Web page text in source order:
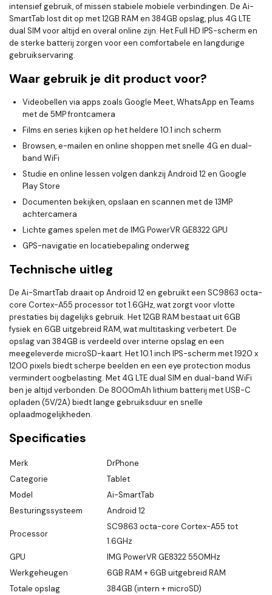
intensief gebruik, of missen stabiele mobiele verbindingen. De Ai-
SmartTab lost dit op met 12GB RAM en 384GB opslag, plus 4G LTE
dual SIM voor altijd en overal online zijn. Het Full HD IPS-scherm en
de sterke batterij zorgen voor een comfortabele en langdurige
gebruikservaring.
Waar gebruik je dit product voor?
Videobellen via apps zoals Google Meet, WhatsApp en Teams
met de 5MP frontcamera
Films en series kijken op het heldere 10.1 inch scherm
Browsen, e-mailen en online shoppen met snelle 4G en dual-
band WiFi
Studie en online lessen volgen dankzij Android 12 en Google
Play Store
Documenten bekijken, opslaan en scannen met de 13MP
achtercamera
Lichte games spelen met de IMG PowerVR GE8322 GPU
GPS-navigatie en locatiebepaling onderweg
Technische uitleg
De Ai-SmartTab draait op Android 12 en gebruikt een SC9863 octa-
core Cortex-A55 processor tot 1.6GHz, wat zorgt voor vlotte
prestaties bij dagelijks gebruik. Het 12GB RAM bestaat uit 6GB
fysiek en 6GB uitgebreid RAM, wat multitasking verbetert. De
opslag van 384GB is verdeeld over interne opslag en een
meegeleverde microSD-kaart. Het 10.1 inch IPS-scherm met 1920 x
1200 pixels biedt scherpe beelden en een eye protection modus
vermindert oogbelasting. Met 4G LTE dual SIM en dual-band WiFi
ben je altijd verbonden. De 8000mAh lithium batterij met USB-C
opladen (5V/2A) biedt lange gebruiksduur en snelle
oplaadmogelijkheden.
Specificaties
Merk
DrPhone
Categorie
Tablet
Model
Ai-SmartTab
Besturingssysteem
Android 12
Processor
SC9863 octa-core Cortex-A55 tot
1.6GHz
GPU
IMG PowerVR GE8322 550MHz
Werkgeheugen
6GB RAM + 6GB uitgebreid RAM
Totale opslag
384GB (intern + microSD)